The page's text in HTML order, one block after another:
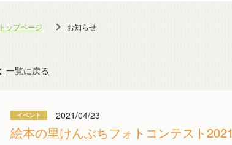
トップページ お知らせ
一覧に戻る
2021/04/23
絵本の里けんぶちフォトコンテスト2021